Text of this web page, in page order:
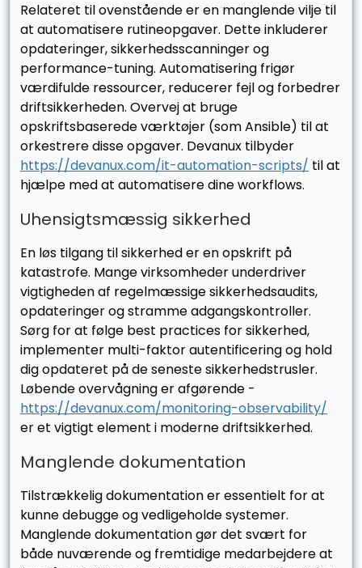
Relateret til ovenstående er en manglende vilje til
at automatisere rutineopgaver. Dette inkluderer
opdateringer, sikkerhedsscanninger og
performance-tuning. Automatisering frigør
værdifulde ressourcer, reducerer fejl og forbedrer
driftsikkerheden. Overvej at bruge
opskriftsbaserede værktøjer (som Ansible) til at
orkestrere disse opgaver. Devanux tilbyder
https://devanux.com/it-automation-scripts/ til at
hjælpe med at automatisere dine workflows.
Uhensigtsmæssig sikkerhed
En løs tilgang til sikkerhed er en opskrift på
katastrofe. Mange virksomheder underdriver
vigtigheden af regelmæssige sikkerhedsaudits,
opdateringer og stramme adgangskontroller.
Sørg for at følge best practices for sikkerhed,
implementer multi-faktor autentificering og hold
dig opdateret på de seneste sikkerhedstrusler.
Løbende overvågning er afgørende -
https://devanux.com/monitoring-observability/
er et vigtigt element i moderne driftsikkerhed.
Manglende dokumentation
Tilstrækkelig dokumentation er essentielt for at
kunne debugge og vedligeholde systemer.
Manglende dokumentation gør det svært for
både nuværende og fremtidige medarbejdere at